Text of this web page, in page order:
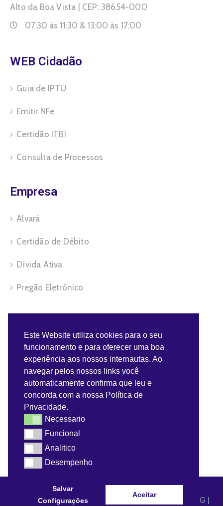
Alto da Boa Vista | CEP: 38654-000
07:30 às 11:30 & 13:00 às 17:00
WEB Cidadão
Guia de IPTU
Emitir NFe
Certidão ITBI
Consulta de Processos
Empresa
Alvará
Certidão de Débito
Dívida Ativa
Pregão Eletrônico
Benefícios do Servidor
Contra-Cheque
Convênios do Servidor
Webmail
© 2021 - Prefeitura Municipal de Dom Bosco - MG |
Este Website utiliza cookies para o seu
funcionamento e para oferecer uma boa
experiência aos nossos internautas. Ao
navegar pelos nossos links você
automaticamente confirma que leu e
concorda com a nossa Política de
Privacidade.
NecessarioNecessario
FuncionalFuncional
AnaliticoAnalitico
Desempenho
Desempenho
Salvar
Configurações
Aceitar